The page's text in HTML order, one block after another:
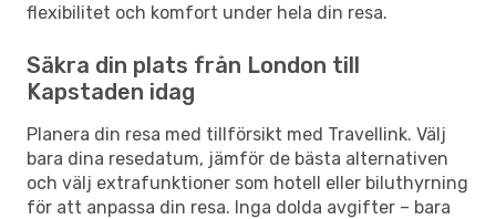
flexibilitet och komfort under hela din resa.
Säkra din plats från London till
Kapstaden idag
Planera din resa med tillförsikt med Travellink. Välj
bara dina resedatum, jämför de bästa alternativen
och välj extrafunktioner som hotell eller biluthyrning
för att anpassa din resa. Inga dolda avgifter – bara